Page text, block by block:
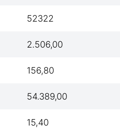
52322
2.506,00
156,80
54.389,00
15,40